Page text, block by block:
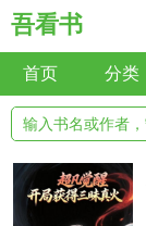
吾看书
首页 分类